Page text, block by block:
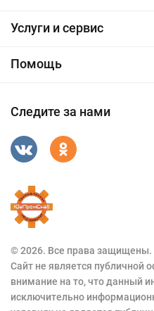
Услуги и сервис
Помощь
Следите за нами
© 2026. Все права защищены.
Сайт не является
внимание на то, что данный
исключительно